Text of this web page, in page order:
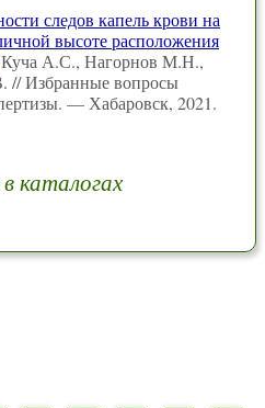
следов капель крови на
высоте расположения
А.С., Нагорнов М.Н.,
Избранные вопросы
— Хабаровск, 2021.
каталогах